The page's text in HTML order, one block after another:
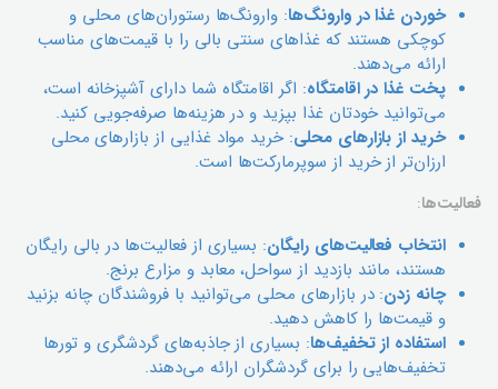
خوردن غذا در وارونگ‌ها: وارونگ‌ها رستوران‌های محلی و
کوچکی هستند که غذاهای سنتی بالی را با قیمت‌های مناسب
ارائه می‌دهند.
پخت غذا در اقامتگاه: اگر اقامتگاه شما دارای آشپزخانه است،
می‌توانید خودتان غذا بپزید و در هزینه‌ها صرفه‌جویی کنید.
خرید از بازارهای محلی: خرید مواد غذایی از بازارهای محلی
ارزان‌تر از خرید از سوپرمارکت‌ها است.
فعالیت‌ها:
انتخاب فعالیت‌های رایگان: بسیاری از فعالیت‌ها در بالی رایگان
هستند، مانند بازدید از سواحل، معابد و مزارع برنج.
چانه زدن: در بازارهای محلی می‌توانید با فروشندگان چانه بزنید
و قیمت‌ها را کاهش دهید.
استفاده از تخفیف‌ها: بسیاری از جاذبه‌های گردشگری و تورها
تخفیف‌هایی را برای گردشگران ارائه می‌دهند.